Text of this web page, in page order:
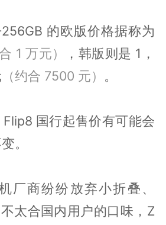
的欧版价格据称为
1 万元）
，韩版则是 1，
（约合 7500 元） 。
国行起售价有可能会
。
厂商纷纷放弃小折叠、
太合国内用户的口味，Z